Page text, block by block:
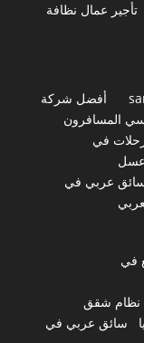
تأجير عمال نظافة
أفضل شركة
المسافرون
في
عربي في
في
نظام شقق
سائق عربي في